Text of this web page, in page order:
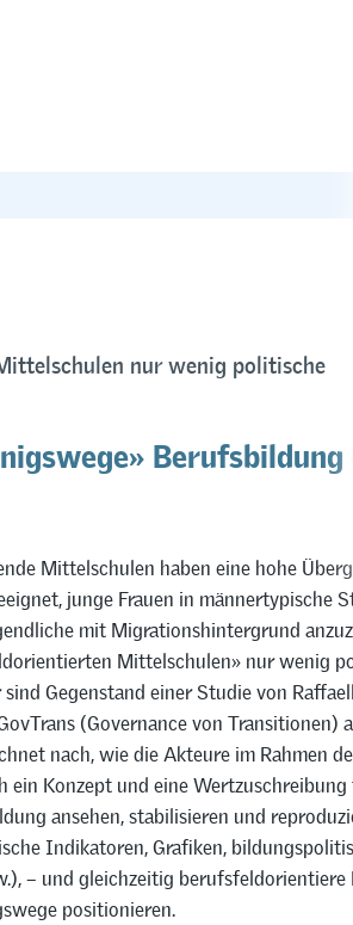
nur wenig politische
Berufsbildung
Mittelschulen haben eine hohe
junge Frauen in männertypische
mit Migrationshintergrund
Mittelschulen» nur wenig
Gegenstand einer Studie von
(Governance von Transitionen)
nach, wie die Akteure im Rahmen
Konzept und eine Wertzuschreibung
ansehen, stabilisieren und
Indikatoren, Grafiken,
– und gleichzeitig
positionieren.